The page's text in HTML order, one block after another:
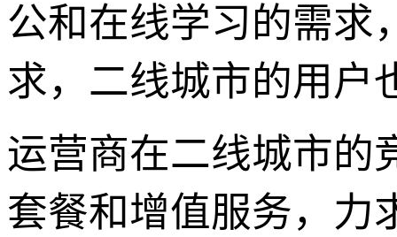
公和在线学习的需求
求，二线城市的用户
运营商在二线城市的
套餐和增值服务，力